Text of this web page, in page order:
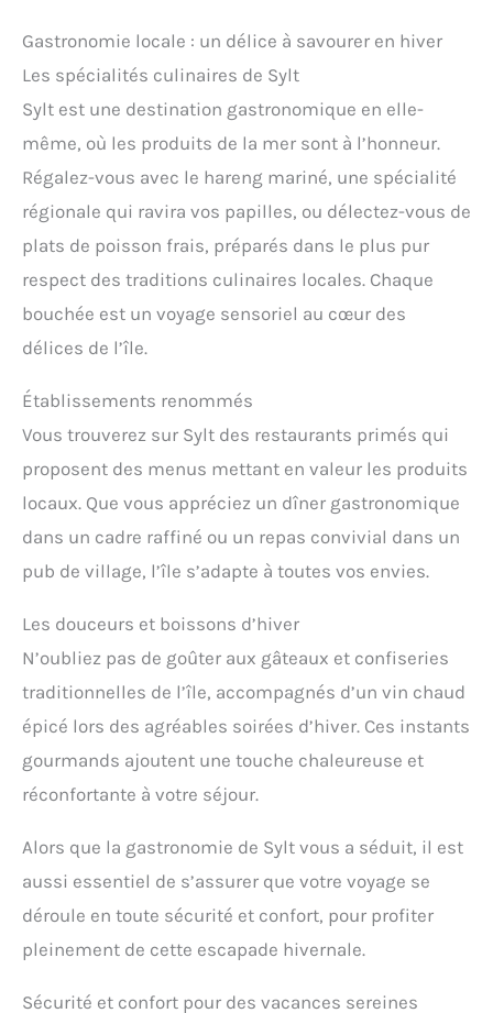
Gastronomie locale : un délice à savourer en hiver
Les spécialités culinaires de Sylt
Sylt est une destination gastronomique en elle-
même, où les produits de la mer sont à l’honneur.
Régalez-vous avec le hareng mariné, une spécialité
régionale qui ravira vos papilles, ou délectez-vous de
plats de poisson frais, préparés dans le plus pur
respect des traditions culinaires locales. Chaque
bouchée est un voyage sensoriel au cœur des
délices de l’île.
Établissements renommés
Vous trouverez sur Sylt des restaurants primés qui
proposent des menus mettant en valeur les produits
locaux. Que vous appréciez un dîner gastronomique
dans un cadre raffiné ou un repas convivial dans un
pub de village, l’île s’adapte à toutes vos envies.
Les douceurs et boissons d’hiver
N’oubliez pas de goûter aux gâteaux et confiseries
traditionnelles de l’île, accompagnés d’un vin chaud
épicé lors des agréables soirées d’hiver. Ces instants
gourmands ajoutent une touche chaleureuse et
réconfortante à votre séjour.
Alors que la gastronomie de Sylt vous a séduit, il est
aussi essentiel de s’assurer que votre voyage se
déroule en toute sécurité et confort, pour profiter
pleinement de cette escapade hivernale.
Sécurité et confort pour des vacances sereines